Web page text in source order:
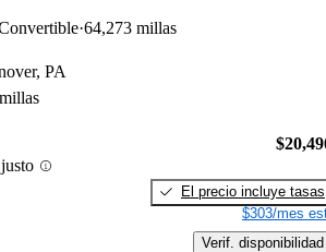
64,273 millas
PA
El precio incluye tasas
$303/mes
Verif. disponibilidad